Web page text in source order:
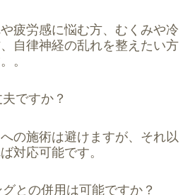
疲労感に悩む方、むくみや冷
自律神経の乱れを整えたい方
。
ですか？
の施術は避けますが、それ以
対応可能です。
との併用は可能ですか？